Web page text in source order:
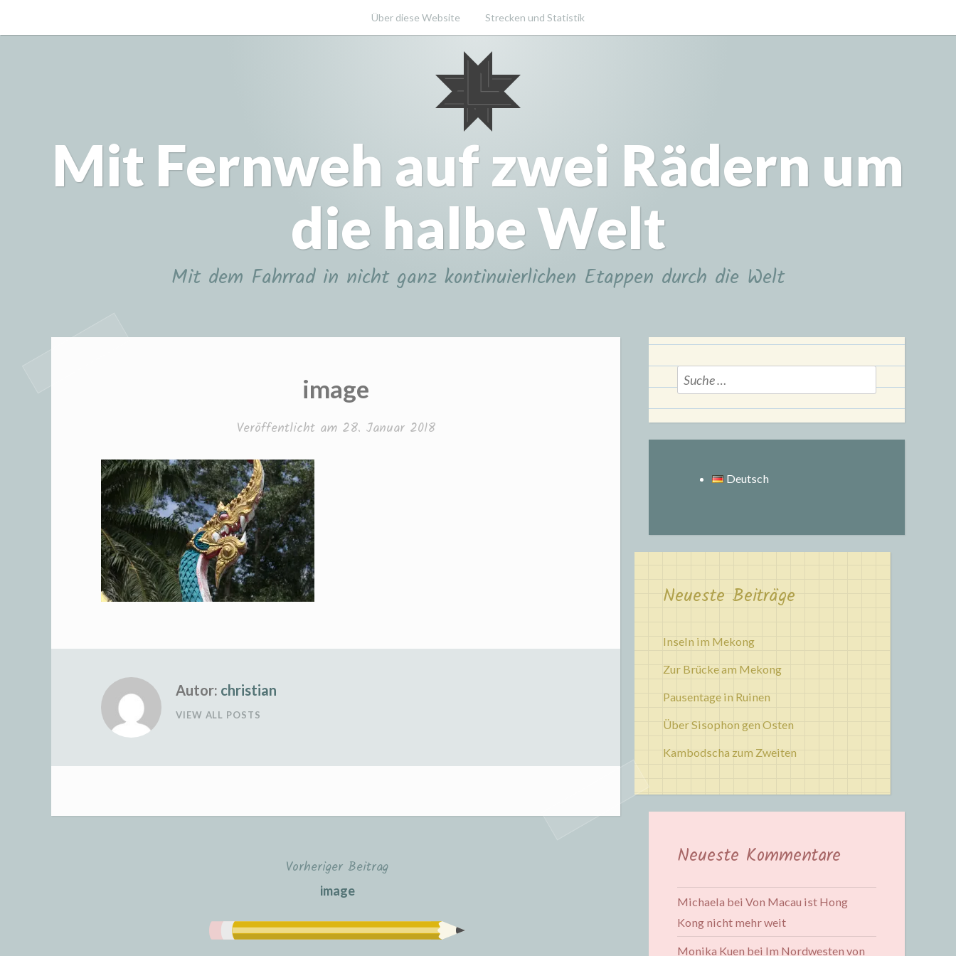
Inhalt
Über diese Website Strecken und Statistik
Mit Fernweh auf zwei Rädern um
die halbe Welt
Mit dem Fahrrad in nicht ganz kontinuierlichen Etappen durch die Welt
image
Veröffentlicht am 28. Januar 2018
Autor: christian
VIEW ALL POSTS
Vorheriger Beitrag
image
Suche
nach:
Deutsch
Neueste Beiträge
Inseln im Mekong
Zur Brücke am Mekong
Pausentage in Ruinen
Über Sisophon gen Osten
Kambodscha zum Zweiten
Neueste Kommentare
Michaela bei Von Macau ist Hong
Kong nicht mehr weit
Monika Kuen bei Im Nordwesten von